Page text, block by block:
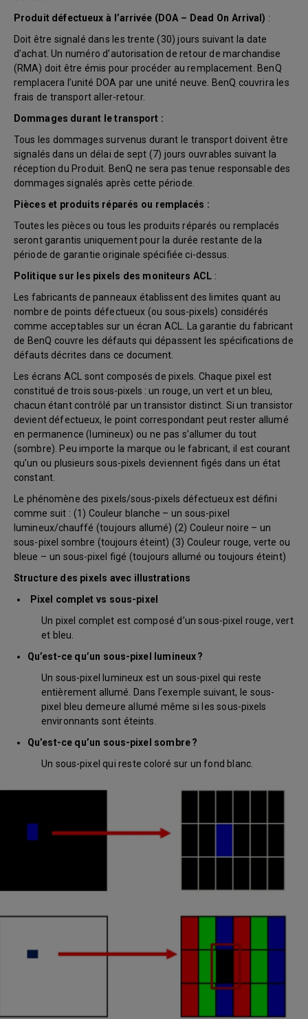
Produit défectueux à l’arrivée (DOA – Dead On Arrival) :
Doit être signalé dans les trente (30) jours suivant la date
d’achat. Un numéro d’autorisation de retour de marchandise
(RMA) doit être émis pour procéder au remplacement. BenQ
remplacera l’unité DOA par une unité neuve. BenQ couvrira les
frais de transport aller-retour.
Dommages durant le transport :
Tous les dommages survenus durant le transport doivent être
signalés dans un délai de sept (7) jours ouvrables suivant la
réception du Produit. BenQ ne sera pas tenue responsable des
dommages signalés après cette période.
Pièces et produits réparés ou remplacés :
Toutes les pièces ou tous les produits réparés ou remplacés
seront garantis uniquement pour la durée restante de la
période de garantie originale spécifiée ci-dessus.
Politique sur les pixels des moniteurs ACL :
Les fabricants de panneaux établissent des limites quant au
nombre de points défectueux (ou sous-pixels) considérés
comme acceptables sur un écran ACL. La garantie du fabricant
de BenQ couvre les défauts qui dépassent les spécifications de
défauts décrites dans ce document.
Les écrans ACL sont composés de pixels. Chaque pixel est
constitué de trois sous-pixels : un rouge, un vert et un bleu,
chacun étant contrôlé par un transistor distinct. Si un transistor
devient défectueux, le point correspondant peut rester allumé
en permanence (lumineux) ou ne pas s’allumer du tout
(sombre). Peu importe la marque ou le fabricant, il est courant
qu’un ou plusieurs sous-pixels deviennent figés dans un état
constant.
Le phénomène des pixels/sous-pixels défectueux est défini
comme suit : (1) Couleur blanche – un sous-pixel
lumineux/chauffé (toujours allumé) (2) Couleur noire – un
sous-pixel sombre (toujours éteint) (3) Couleur rouge, verte ou
bleue – un sous-pixel figé (toujours allumé ou toujours éteint)
Structure des pixels avec illustrations
Pixel complet vs sous-pixel
Un pixel complet est composé d’un sous-pixel rouge, vert
et bleu.
Qu’est-ce qu’un sous-pixel lumineux ?
Un sous-pixel lumineux est un sous-pixel qui reste
entièrement allumé. Dans l’exemple suivant, le sous-
pixel bleu demeure allumé même si les sous-pixels
environnants sont éteints.
Qu’est-ce qu’un sous-pixel sombre ?
Un sous-pixel qui reste coloré sur un fond blanc.